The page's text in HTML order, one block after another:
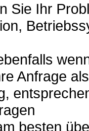
Sie Ihr
Anfrage
besten